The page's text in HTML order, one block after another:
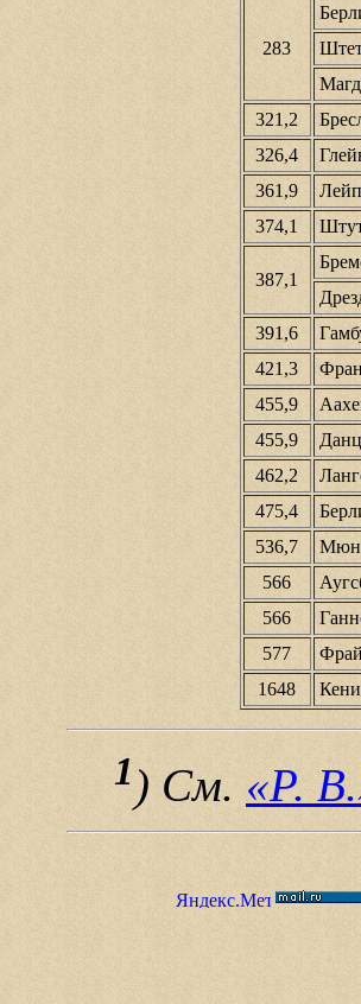
283
321,2
326,4
361,9
374,1
387,1
391,6
421,3
455,9
455,9
462,2
475,4
536,7
566
566
577
1648
1 ) См. «Р.